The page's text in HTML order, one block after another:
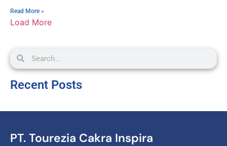
Read More »
Load More
Recent Posts
PT. Tourezia Cakra Inspira